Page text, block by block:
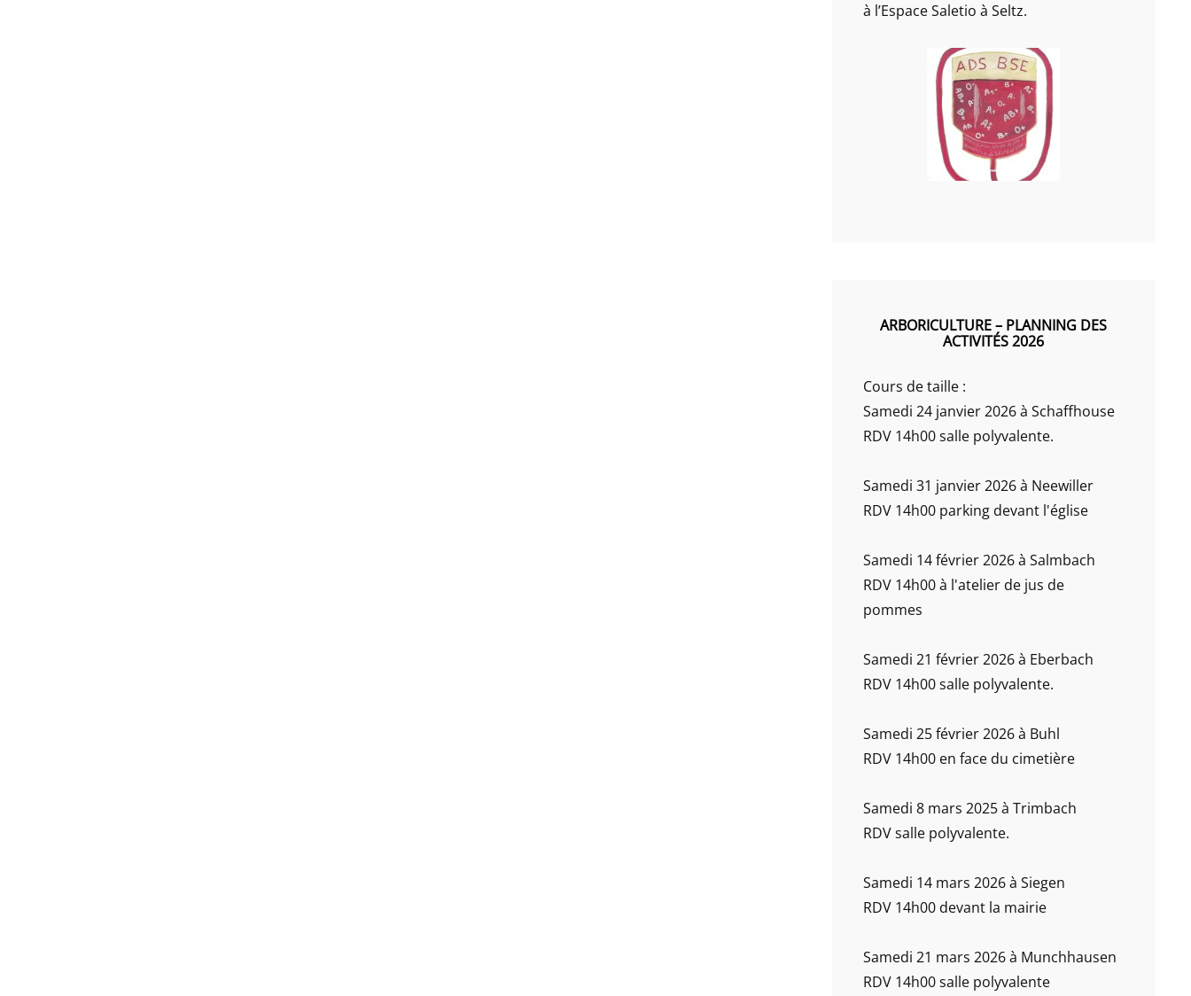
à l’Espace Saletio à Seltz.
ARBORICULTURE – PLANNING DES
ACTIVITÉS 2026
Cours de taille :
Samedi 24 janvier 2026 à Schaffhouse
RDV 14h00 salle polyvalente.
Samedi 31 janvier 2026 à Neewiller
RDV 14h00 parking devant l'église
Samedi 14 février 2026 à Salmbach
RDV 14h00 à l'atelier de jus de
pommes
Samedi 21 février 2026 à Eberbach
RDV 14h00 salle polyvalente.
Samedi 25 février 2026 à Buhl
RDV 14h00 en face du cimetière
Samedi 8 mars 2025 à Trimbach
RDV salle polyvalente.
Samedi 14 mars 2026 à Siegen
RDV 14h00 devant la mairie
Samedi 21 mars 2026 à Munchhausen
RDV 14h00 salle polyvalente